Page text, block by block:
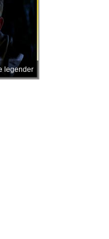
legender